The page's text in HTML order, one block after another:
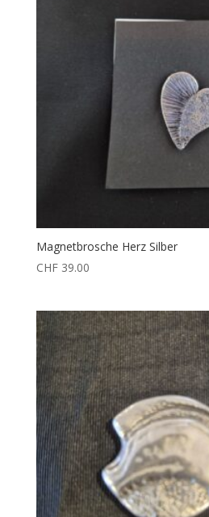
Magnetbrosche Herz Silber
CHF39.00